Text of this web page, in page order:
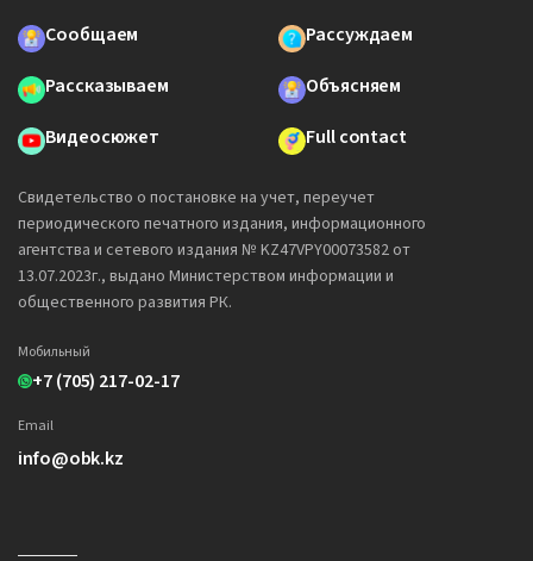
Сообщаем
Рассуждаем
Рассказываем
Объясняем
Видеосюжет
Full contact
Свидетельство о постановке на учет, переучет
периодического печатного издания, информационного
агентства и сетевого издания № KZ47VPY00073582 от
13.07.2023г., выдано Министерством информации и
общественного развития РК.
Мобильный
+7 (705) 217-02-17
Email
info@obk.kz